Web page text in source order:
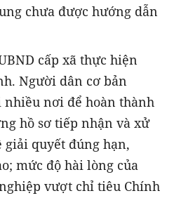
chưa được hướng dẫn
cấp xã thực hiện
Người dân cơ bản
nơi để hoàn thành
hồ sơ tiếp nhận và xử
quyết đúng hạn,
mức độ hài lòng của
vượt chỉ tiêu Chính